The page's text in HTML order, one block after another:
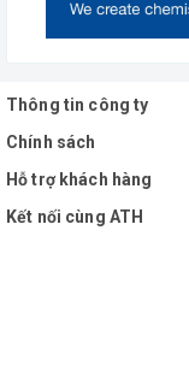
Thông tin công ty
Chính sách
Hỗ trợ khách hàng
Kết nối cùng ATH